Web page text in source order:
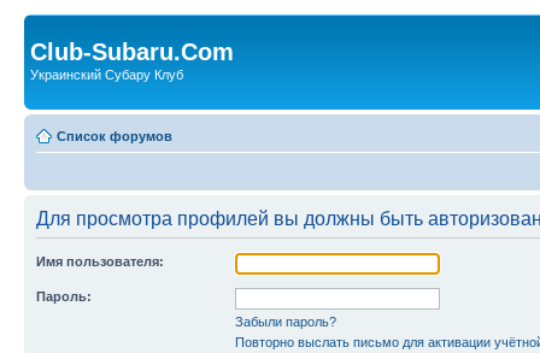
Club-Subaru.Com
Украинский Субару Клуб
Список форумов
Для просмотра профилей вы должны быть
Имя пользователя:
Пароль:
Забыли пароль?
Повторно выслать письмо для активации